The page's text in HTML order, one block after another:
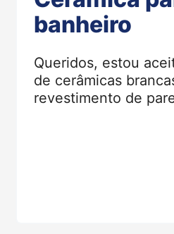
banheiro
Queridos, estou
de cerâmicas
revestimento de